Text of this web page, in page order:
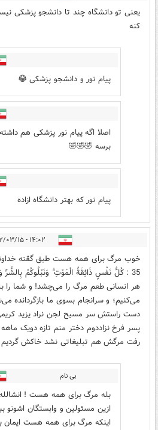
یعنی تو دانشگاه چند تا دانشجو پزشکی
کنه
پیام نور و دانشجو پزشکی 😂
اصلا اگه پیام نور پزشکی هم
برسه 🤣🤣🤣
پیام نور که بهتر دانشگاه ازاده
۱۴:۰۲ - ۱۴۰۲/۰۳/۱۵
خوب مرگ برای همه هست طبق گقته خداوند
35 : كُلُّ نَفْسٍ ذَائِقَةُ الْمَوْتِ ۗ وَنَبْلُوكُمْ بِالشَّرِّ
هر انسانی طعم مرگ را می‌چشد! و شما را با
می‌کنیم؛ و سرانجام بسوی ما بازگردانده
دست راستش سر مسیح لجن نراد یزید
پسر فرخ نزاددوم دختر منم تازه دویک ماهه
رفت مرگش هم تبلیغاتی نشد خاکش
بی نام
بله مرگ برای همه هست !
ازین مسئولین و وابستگان اشونو
اینکه مرگ برای همه هست ایمان